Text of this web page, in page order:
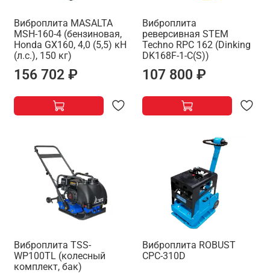
Виброплита MASALTA
MSH-160-4 (бензиновая,
Honda GX160, 4,0 (5,5) кН
(л.с.), 150 кг)
156 702 ₽
Виброплита
реверсивная STEM
Techno RPC 162 (Dinking
DK168F-1-C(S))
107 800 ₽
Виброплита TSS-
WP100TL (колесный
комплект, бак)
Виброплита ROBUST
CPC-310D